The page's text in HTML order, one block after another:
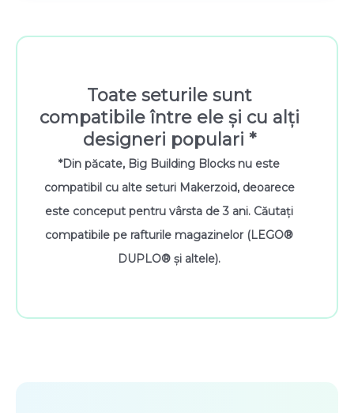
Toate seturile sunt
compatibile între ele și cu alți
designeri populari *
*Din păcate, Big Building Blocks nu este
compatibil cu alte seturi Makerzoid, deoarece
este conceput pentru vârsta de 3 ani. Căutați
compatibile pe rafturile magazinelor (LEGO®
DUPLO® și altele).